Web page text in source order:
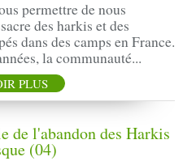
permettre de nous
des harkis et des
dans des camps en France.
la communauté...
PLUS
de l'abandon des Harkis
(04)